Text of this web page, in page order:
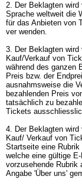
2. Der Beklagten
Sprache weltweit die
für das Anbieten von
ver wenden.
3. Der Beklagten
Kauf/Verkauf von
während des ganzen
Preis bzw. der
ausnahmsweise die
bezahlenden Preis
tatsächlich zu
Tickets
4. Der Beklagten
Kauf/ Verkauf von
Startseite eine
welche eine gültige
vorzusehende Rubrik
Angabe 'Über uns'